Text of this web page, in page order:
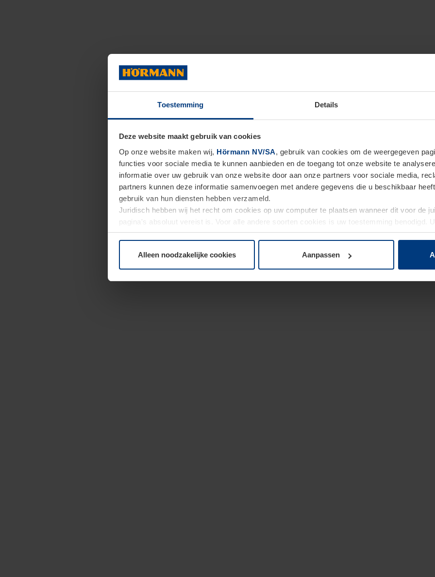
Toestemming Details
Deze website maakt gebruik van cookies
Op onze website maken wij, Hörmann NV/SA, gebruik van cookies om de weergegeven
functies voor sociale media te kunnen aanbieden en de toegang tot onze website te
informatie over uw gebruik van onze website door aan onze partners voor sociale media,
partners kunnen deze informatie samenvoegen met andere gegevens die u beschikbaar
gebruik van hun diensten hebben verzameld.
Juridisch hebben wij het recht om cookies op uw computer te plaatsen wanneer dit voor de
pagina's absoluut vereist is. Voor alle andere soorten cookies is uw toestemming benodigd.
moment bij de uitleg van de cookies op paginaPrivacyverklaringop onze website wijzigen
Alleen noodzakelijke cookies Aanpassen